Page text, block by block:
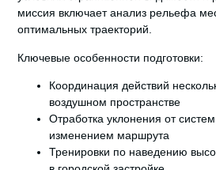
миссия включает анализ рельефа
оптимальных траекторий.
Ключевые особенности подготовки:
Координация действий
воздушном пространстве
Отработка уклонения от
изменением маршрута
Тренировки по наведению